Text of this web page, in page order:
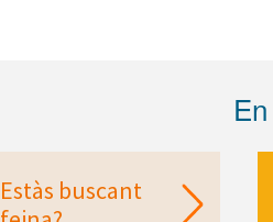
Estàs buscant